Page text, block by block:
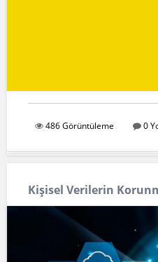
486 Görüntüleme 0
Kişisel Verilerin